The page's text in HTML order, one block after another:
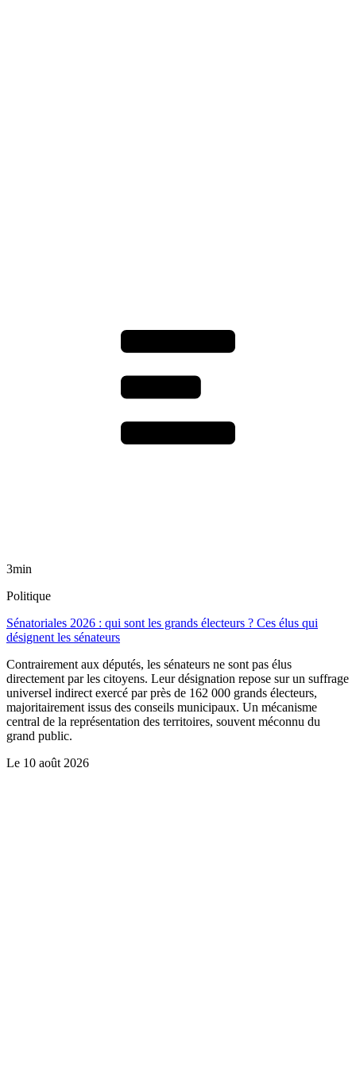
3min
Politique
Sénatoriales 2026 : qui sont les grands électeurs ? Ces élus qui
désignent les sénateurs
Contrairement aux députés, les sénateurs ne sont pas élus
directement par les citoyens. Leur désignation repose sur un suffrage
universel indirect exercé par près de 162 000 grands électeurs,
majoritairement issus des conseils municipaux. Un mécanisme
central de la représentation des territoires, souvent méconnu du
grand public.
Le 10 août 2026